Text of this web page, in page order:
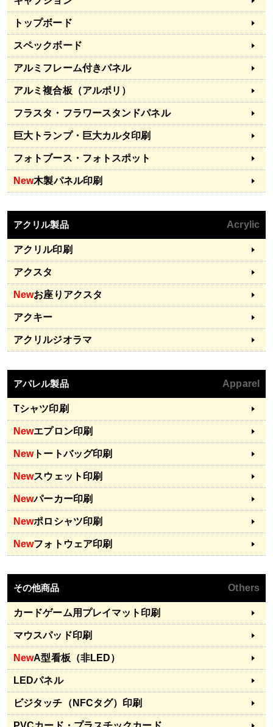
トップボード
スペックボード
アルミフレーム付きパネル
アルミ複合板（アルポリ）
フラスタ・フラワースタンドパネル
巨大トランプ・巨大カルタ印刷
フォトブース・フォトスポット
New木製パネル印刷
アクリル製品 Acrylic
アクリル印刷
アクスタ
Newお座りアクスタ
アクキー
アクリルジオラマ
アパレル製品 Apparel
Tシャツ印刷
Newエプロン印刷
Newトートバッグ印刷
Newスウェット印刷
Newパーカー印刷
Newポロシャツ印刷
Newフォトウェア印刷
その他商品 Others
カードゲーム用プレイマット印刷
マウスパッド印刷
NewA型看板（非LED）
LEDパネル
ビジタッチ（NFCタグ）印刷